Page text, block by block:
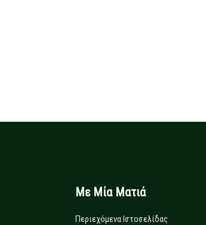
Με Μία Ματιά
Περιεχόμενα Ιστοσελίδας